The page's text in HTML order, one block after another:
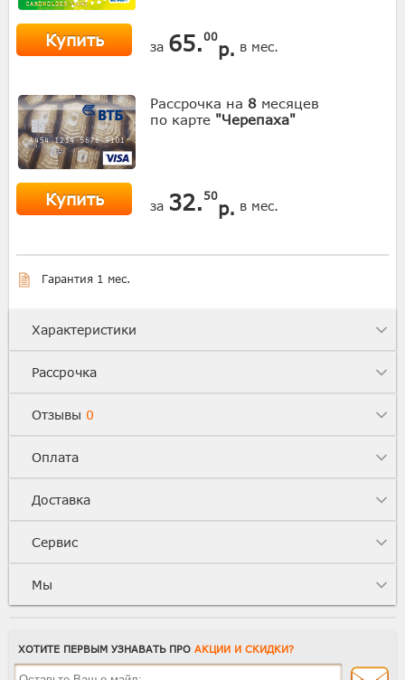
Купить за 65.00
р. в мес.
Рассрочка на 8 месяцев
по карте "Черепаха"
Купить за 32. 50
р. в мес.
Гарантия 1 мес.
Характеристики
Рассрочка
Отзывы 0
Оплата
Доставка
Сервис
Мы
ХОТИТЕ ПЕРВЫМ УЗНАВАТЬ ПРО АКЦИИ И СКИДКИ?